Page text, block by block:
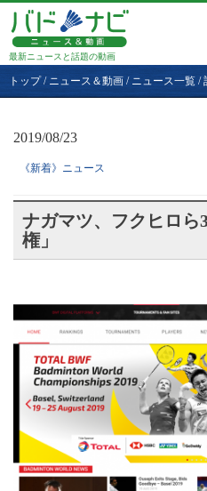
最新ニュースと話題の動画
トップ/ ニュース＆動画 / ニュース一覧 /
2019/08/23
《新着》ニュース
ナガマツ、フクヒロら
権」